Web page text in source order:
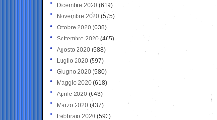
Dicembre 2020 (619)
Novembre 2020 (575)
Ottobre 2020 (638)
Settembre 2020(465)
Agosto 2020 (588)
Luglio 2020 (597)
Giugno 2020 (580)
Maggio 2020 (618)
Aprile 2020 (643)
Marzo 2020 (437)
Febbraio 2020 (593)